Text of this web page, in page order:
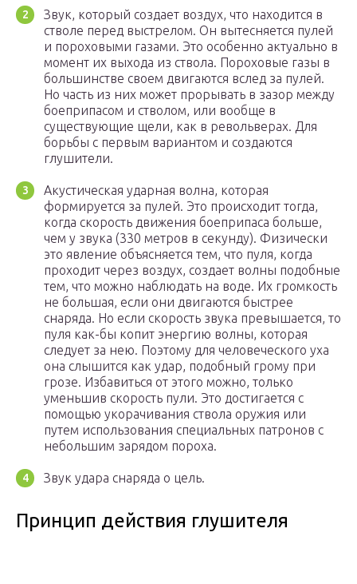
Звук, который создает воздух, что находится в
стволе перед выстрелом. Он вытесняется пулей
и пороховыми газами. Это особенно актуально в
момент их выхода из ствола. Пороховые газы в
большинстве своем двигаются вслед за пулей.
Но часть из них может прорывать в зазор между
боеприпасом и стволом, или вообще в
существующие щели, как в револьверах. Для
борьбы с первым вариантом и создаются
глушители.
Акустическая ударная волна, которая
формируется за пулей. Это происходит тогда,
когда скорость движения боеприпаса больше,
чем у звука (330 метров в секунду). Физически
это явление объясняется тем, что пуля, когда
проходит через воздух, создает волны подобные
тем, что можно наблюдать на воде. Их громкость
не большая, если они двигаются быстрее
снаряда. Но если скорость звука превышается, то
пуля как-бы копит энергию волны, которая
следует за нею. Поэтому для человеческого уха
она слышится как удар, подобный грому при
грозе. Избавиться от этого можно, только
уменьшив скорость пули. Это достигается с
помощью укорачивания ствола оружия или
путем использования специальных патронов с
небольшим зарядом пороха.
Звук удара снаряда о цель.
Принцип действия глушителя